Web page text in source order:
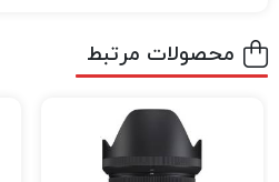
محصولات مرتبط